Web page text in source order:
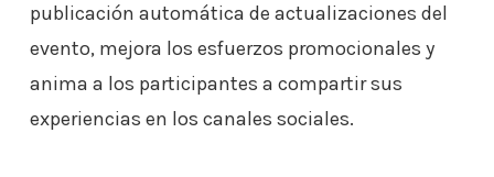
publicación automática de actualizaciones del
evento, mejora los esfuerzos promocionales y
anima a los participantes a compartir sus
experiencias en los canales sociales.